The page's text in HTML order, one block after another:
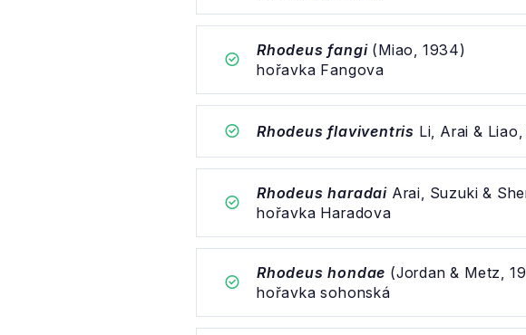
Rhodeus fangi(Miao, 1934)
hořavka Fangova
Rhodeus flaviventris Li, Arai &
Rhodeus haradai Arai, Suzuki &
hořavka Haradova
Rhodeus hondae (Jordan & Metz,
hořavka sohonská